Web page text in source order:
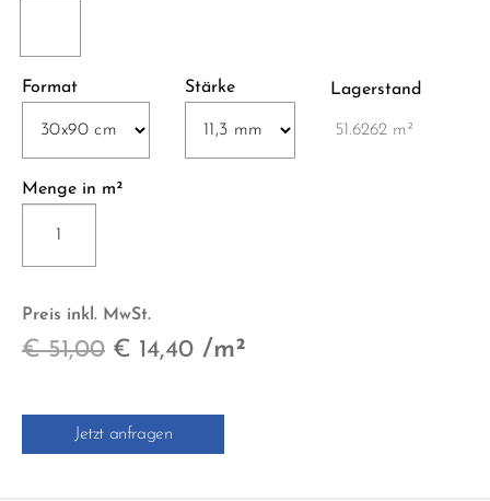
Format Stärke Lagerstand
51.6262 m²
Menge in m²
RETT.
30x90
Menge
Preis inkl. MwSt.
€51,00 Ursprünglicher
war:
€ 14,40Aktueller
/m²
Jetzt anfragen